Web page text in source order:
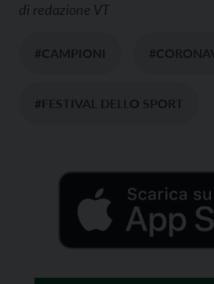
di redazione VT
#CAMPIONI
#FESTIVAL DELLO SPORT